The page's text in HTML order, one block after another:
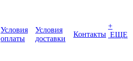
Условия
оплаты
Условия
доставки
Контакты
+
ЕЩЕ